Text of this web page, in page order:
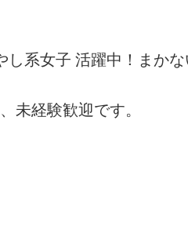
系女子 活躍中！まかな
未経験歓迎です。